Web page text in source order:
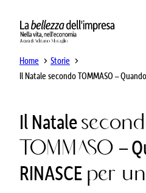
Home
Storie
Il Natale secondo TOMMASO –
Il Natale
TOMMASO –
RINASCE per un